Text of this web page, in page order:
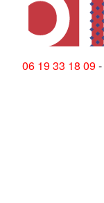
06 19 33 18 09-